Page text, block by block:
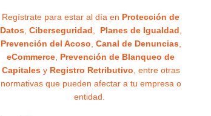
Regístrate para estar al día en Protección de
Datos, Ciberseguridad, Planes de Igualdad,
Prevención del Acoso, Canal de Denuncias,
eCommerce, Prevención de Blanqueo de
Capitalesy Registro Retributivo, entre otras
normativas que pueden afectar a tu empresa o
entidad.